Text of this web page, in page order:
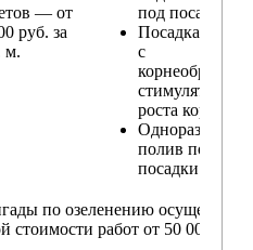
— от
руб. за
м.
под посадку
Посадка
с
стимулятором
роста корней
Одноразовый
полив после
посадки
по озеленению
работ от 50 000,00